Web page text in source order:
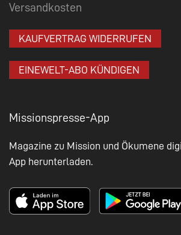
Versandkosten
KAUFVERTRAG WIDERRUFEN
EINEWELT-ABO KÜNDIGEN
Missionspresse-App
Magazine zu Mission und Ökumene
App herunterladen.